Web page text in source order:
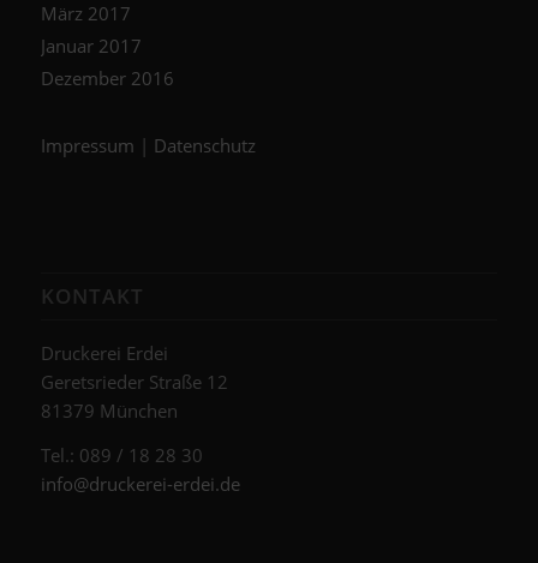
März 2017
Januar 2017
Dezember 2016
Impressum | Datenschutz
KONTAKT
Druckerei Erdei
Geretsrieder Straße 12
81379 München
Tel.: 089 / 18 28 30
info@druckerei-erdei.de